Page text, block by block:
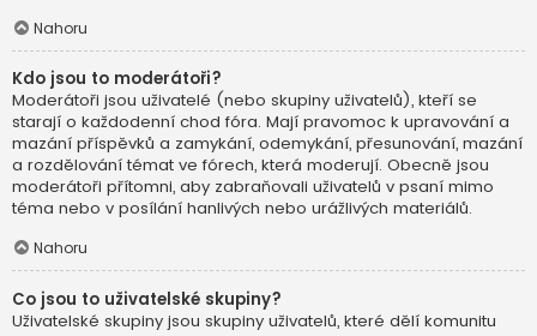
Nahoru
Kdo jsou to moderátoři?
Moderátoři jsou uživatelé (nebo skupiny uživatelů), kteří se
starají o každodenní chod fóra. Mají pravomoc k upravování a
mazání příspěvků a zamykání, odemykání, přesunování, mazání
a rozdělování témat ve fórech, která moderují. Obecně jsou
moderátoři přítomni, aby zabraňovali uživatelů v psaní mimo
téma nebo v posílání hanlivých nebo urážlivých materiálů.
Nahoru
Co jsou to uživatelské skupiny?
Uživatelské skupiny jsou skupiny uživatelů, které dělí komunitu